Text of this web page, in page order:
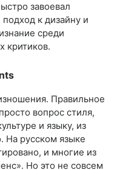
завоевал
к дизайну и
среди
критиков.
Правильное
вопрос стиля,
и языку, из
На русском языке
и многие из
Но это не совсем